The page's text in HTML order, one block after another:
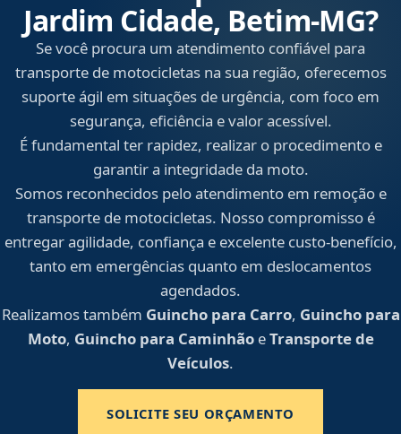
Jardim Cidade, Betim‑MG?
Se você procura um atendimento confiável para
transporte de motocicletas na sua região, oferecemos
suporte ágil em situações de urgência, com foco em
segurança, eficiência e valor acessível.
É fundamental ter rapidez, realizar o procedimento e
garantir a integridade da moto.
Somos reconhecidos pelo atendimento em remoção e
transporte de motocicletas. Nosso compromisso é
entregar agilidade, confiança e excelente custo-benefício,
tanto em emergências quanto em deslocamentos
agendados.
Realizamos também Guincho para Carro, Guincho para
Moto, Guincho para CaminhãoeTransporte de
Veículos.
SOLICITE SEU ORÇAMENTO